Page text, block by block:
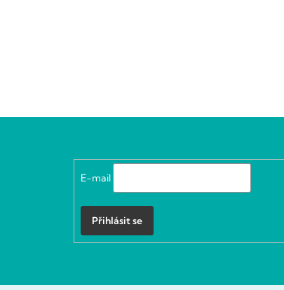
E-mail
Přihlásit se